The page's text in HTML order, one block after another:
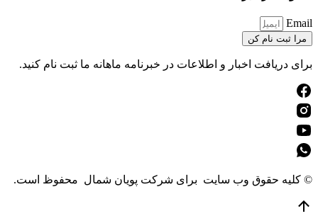
Email
مرا ثبت نام کن
برای دریافت اخبار و اطلاعات در خبرنامه ماهانه ما ثبت نام کنید.
© کلیه حقوق وب سایت برای شرکت پویان شمال محفوظ است.